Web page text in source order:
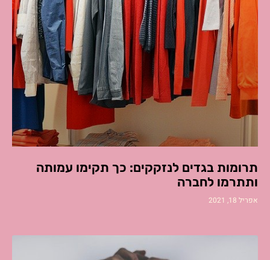
תרומות בגדים לנזקקים: כך תקימו עמותה
ותתרמו לחברה
אפריל 18, 2021